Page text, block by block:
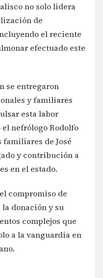
no solo lidera
de
el reciente
efectuado este
se entregaron
y familiares
esta labor
nefrólogo Rodolfo
familiares de José
y contribución a
en el estado.
compromiso de
donación y su
complejos que
a la vanguardia en